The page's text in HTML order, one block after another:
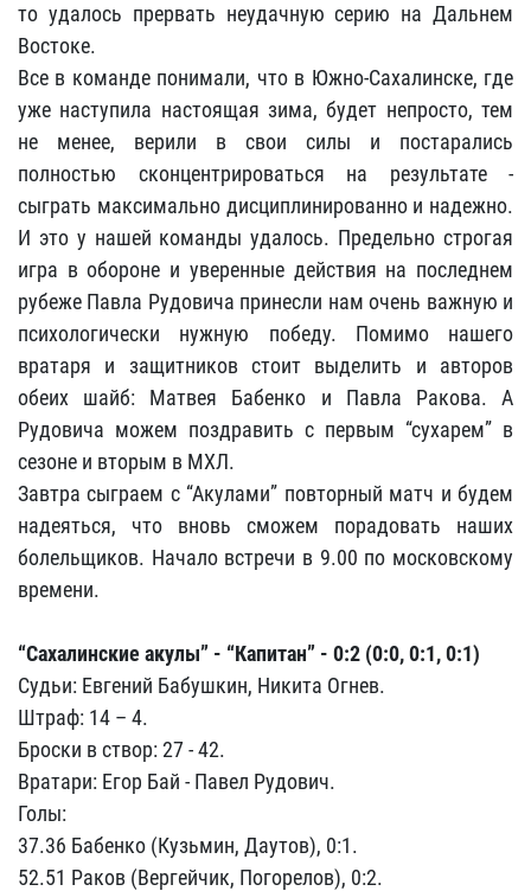
то удалось прервать неудачную серию на Дальнем
Востоке.
Все в команде понимали, что в Южно-Сахалинске, где
уже наступила настоящая зима, будет непросто, тем
не менее, верили в свои силы и постарались
полностью сконцентрироваться на результате -
сыграть максимально дисциплинированно и надежно.
И это у нашей команды удалось. Предельно строгая
игра в обороне и уверенные действия на последнем
рубеже Павла Рудовича принесли нам очень важную и
психологически нужную победу. Помимо нашего
вратаря и защитников стоит выделить и авторов
обеих шайб: Матвея Бабенко и Павла Ракова. А
Рудовича можем поздравить с первым “сухарем” в
сезоне и вторым в МХЛ.
Завтра сыграем с “Акулами” повторный матч и будем
надеяться, что вновь сможем порадовать наших
болельщиков. Начало встречи в 9.00 по московскому
времени.
“Сахалинские акулы” - “Капитан” - 0:2 (0:0, 0:1, 0:1)
Судьи: Евгений Бабушкин, Никита Огнев.
Штраф: 14 – 4.
Броски в створ: 27 - 42.
Вратари: Егор Бай - Павел Рудович.
Голы:
37.36 Бабенко (Кузьмин, Даутов), 0:1.
52.51 Раков (Вергейчик, Погорелов), 0:2.